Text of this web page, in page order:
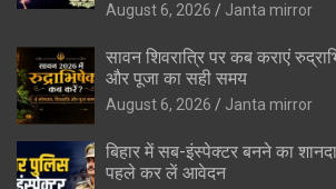
August 6, 2026 Janta mirror
सावन शिवरात्रि पर कब कराएं
और पूजा का सही समय
August 6, 2026 Janta mirror
बिहार में सब-इंस्पेक्टर बनने का
पहले कर लें आवेदन